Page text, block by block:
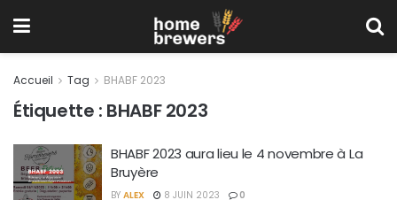
Accueil Tag BHABF 2023
Étiquette : BHABF 2023
BHABF 2023 aura lieu le 4 novembre à La
Bruyère
BY ALEX 8 JUIN 2023 0